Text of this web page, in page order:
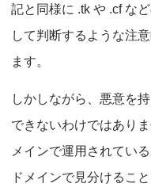
記と同様に .tk や .cf な
して判断するような注
ます。
しかしながら、悪意を
できないわけではあり
メインで運用されてい
ドメインで見分けるこ